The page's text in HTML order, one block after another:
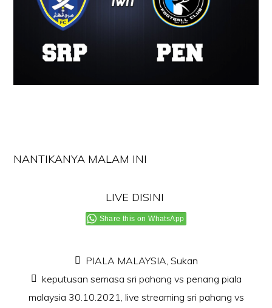
NANTIKANYA MALAM INI
LIVE DISINI
Share this on WhatsApp
PIALA MALAYSIA, Sukan
keputusan semasa sri pahang vs penang piala
malaysia 30.10.2021, live streaming sri pahang vs